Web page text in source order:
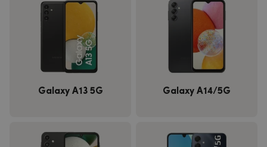
Galaxy A13 5G Galaxy A14/5G